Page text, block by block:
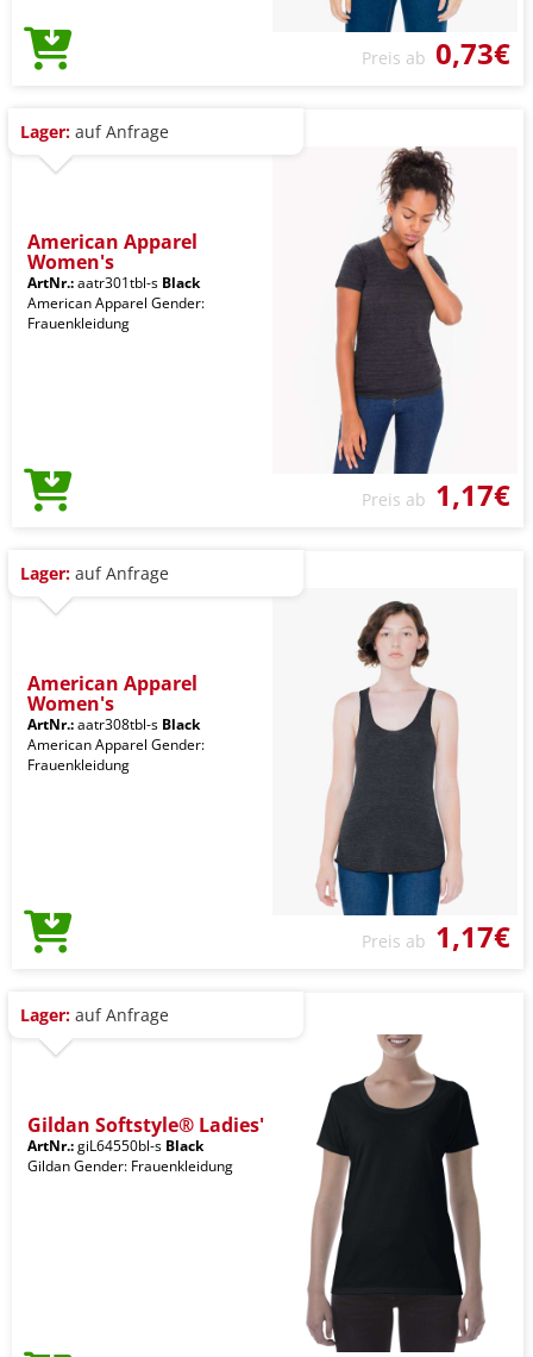
Preis ab 0,73€
Lager: auf Anfrage
American Apparel
Women's
ArtNr.:aatr301tbl-s Black
American Apparel Gender:
Frauenkleidung
Preis ab 1,17€
Lager: auf Anfrage
American Apparel
Women's
ArtNr.:aatr308tbl-s Black
American Apparel Gender:
Frauenkleidung
Preis ab 1,17€
Lager: auf Anfrage
Gildan Softstyle® Ladies'
ArtNr.:giL64550bl-s Black
Gildan Gender: Frauenkleidung